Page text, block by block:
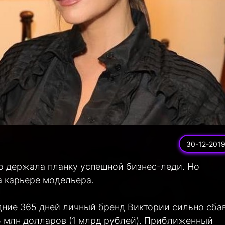
30-12-2019
держала планку успешной бизнес-леди. Но
карьере модельера.
365 дней личный бренд Виктории сильно
млн долларов (1 млрд рублей). Приближенный